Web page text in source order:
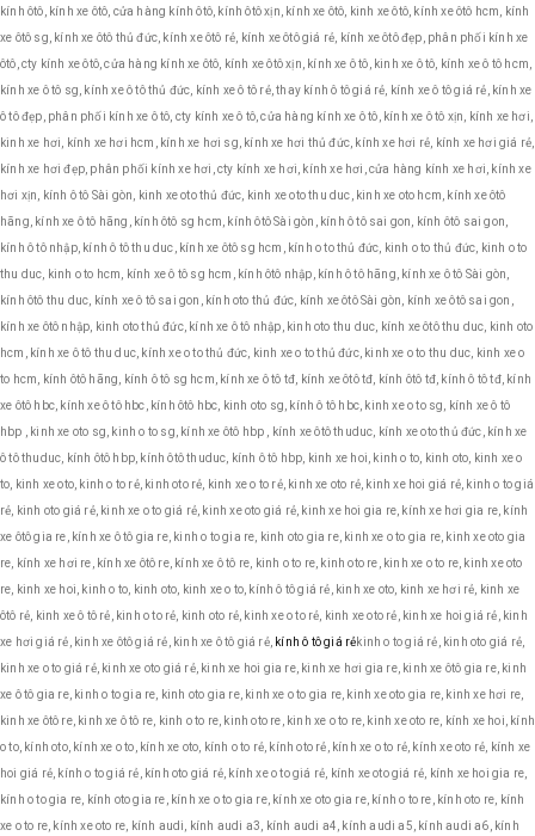
kính ôtô, kính xe ôtô, cửa hàng kính ôtô, kính ôtô xịn, kính xe ôtô, kinh xe ôtô, kính xe ôtô hcm, kính
xe ôtô sg, kính xe ôtô thủ đức, kính xe ôtô rẻ, kính xe ôtô giá rẻ, kính xe ôtô đẹp, phân phối kính xe
ôtô, cty kính xe ôtô, cửa hàng kính xe ôtô, kính xe ôtô xịn, kính xe ô tô, kinh xe ô tô, kính xe ô tô hcm,
kính xe ô tô sg, kính xe ô tô thủ đức, kính xe ô tô rẻ, thay kính ô tô giá rẻ, kính xe ô tô giá rẻ, kính xe
ô tô đẹp, phân phối kính xe ô tô, cty kính xe ô tô, cửa hàng kính xe ô tô, kính xe ô tô xịn, kính xe hơi,
kinh xe hơi, kính xe hơi hcm, kính xe hơi sg, kính xe hơi thủ đức, kính xe hơi rẻ, kính xe hơi giá rẻ,
kính xe hơi đẹp, phân phối kính xe hơi, cty kính xe hơi, kính xe hơi, cửa hàng kính xe hơi, kính xe
hơi xịn, kính ô tô Sài gòn, kinh xe oto thủ đức, kinh xe oto thu duc, kinh xe oto hcm, kính xe ôtô
hãng, kính xe ô tô hãng, kính ôtô sg hcm, kính ôtô Sài gòn, kính ô tô sai gon, kính ôtô sai gon,
kính ô tô nhập, kính ô tô thu duc, kính xe ôtô sg hcm, kính o to thủ đức, kinh o to thủ đức, kinh o to
thu duc, kinh o to hcm, kính xe ô tô sg hcm, kính ôtô nhập, kính ô tô hãng, kính xe ô tô Sài gòn,
kính ôtô thu duc, kính xe ô tô sai gon, kính oto thủ đức, kính xe ôtô Sài gòn, kính xe ôtô sai gon,
kính xe ôtô nhập, kinh oto thủ đức, kính xe ô tô nhập, kinh oto thu duc, kính xe ôtô thu duc, kinh oto
hcm, kính xe ô tô thu duc, kính xe o to thủ đức, kinh xe o to thủ đức, kinh xe o to thu duc, kinh xe o
to hcm, kính ôtô hãng, kính ô tô sg hcm, kính xe ô tô tđ, kính xe ôtô tđ, kính ôtô tđ, kính ô tô tđ, kính
xe ôtô hbc, kính xe ô tô hbc, kính ôtô hbc, kinh oto sg, kính ô tô hbc, kinh xe o to sg, kính xe ô tô
hbp , kinh xe oto sg, kinh o to sg, kính xe ôtô hbp , kính xe ôtô thuduc, kính xe oto thủ đức, kính xe
ô tô thuduc, kính ôtô hbp, kính ôtô thuduc, kính ô tô hbp, kinh xe hoi, kinh o to, kinh oto, kinh xe o
to, kinh xe oto, kinh o to rẻ, kinh oto rẻ, kinh xe o to rẻ, kinh xe oto rẻ, kinh xe hoi giá rẻ, kinh o to giá
rẻ, kinh oto giá rẻ, kinh xe o to giá rẻ, kinh xe oto giá rẻ, kinh xe hoi gia re, kính xe hơi gia re, kính
xe ôtô gia re, kính xe ô tô gia re, kinh o to gia re, kinh oto gia re, kinh xe o to gia re, kinh xe oto gia
re, kính xe hơi re, kính xe ôtô re, kính xe ô tô re, kinh o to re, kinh oto re, kinh xe o to re, kinh xe oto
re, kinh xe hoi, kinh o to, kinh oto, kinh xe o to, kính ô tô giá rẻ, kinh xe oto, kinh xe hơi rẻ, kinh xe
ôtô rẻ, kinh xe ô tô rẻ, kinh o to rẻ, kinh oto rẻ, kinh xe o to rẻ, kinh xe oto rẻ, kinh xe hoi giá rẻ, kinh
xe hơi giá rẻ, kinh xe ôtô giá rẻ, kinh xe ô tô giá rẻ, kính ô tô giá rẻkinh o to giá rẻ, kinh oto giá rẻ,
kinh xe o to giá rẻ, kinh xe oto giá rẻ, kinh xe hoi gia re, kinh xe hơi gia re, kinh xe ôtô gia re, kinh
xe ô tô gia re, kinh o to gia re, kinh oto gia re, kinh xe o to gia re, kinh xe oto gia re, kinh xe hơi re,
kinh xe ôtô re, kinh xe ô tô re, kinh o to re, kinh oto re, kinh xe o to re, kinh xe oto re, kính xe hoi, kính
o to, kính oto, kính xe o to, kính xe oto, kính o to rẻ, kính oto rẻ, kính xe o to rẻ, kính xe oto rẻ, kính xe
hoi giá rẻ, kính o to giá rẻ, kính oto giá rẻ, kính xe o to giá rẻ, kính xe oto giá rẻ, kính xe hoi gia re,
kính o to gia re, kính oto gia re, kính xe o to gia re, kính xe oto gia re, kính o to re, kính oto re, kính
xe o to re, kính xe oto re, kính audi, kính audi a3, kính audi a4, kính audi a5, kính audi a6, kính